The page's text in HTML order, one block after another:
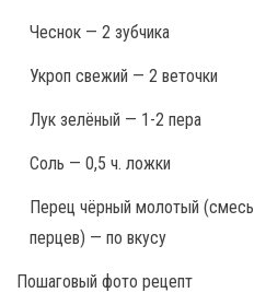
Чеснок — 2 зубчика
Укроп свежий — 2 веточки
Лук зелёный — 1-2 пера
Соль — 0,5 ч. ложки
Перец чёрный молотый (смесь
перцев) — по вкусу
Пошаговый фото рецепт